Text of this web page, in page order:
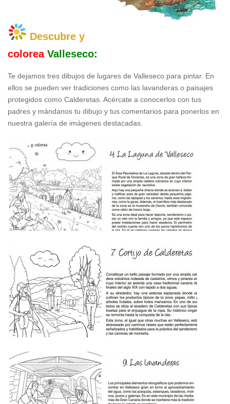
Descubre y
colorea Valleseco:
Te dejamos tres dibujos de lugares de Valleseco para pintar. En
ellos se pueden ver tradiciones como las lavanderas o paisajes
protegidos como Calderetas. Acércate a conocerlos con tus
padres y mándanos tu dibujo y tus comentarios para ponerlos en
nuestra galería de imágenes destacadas.